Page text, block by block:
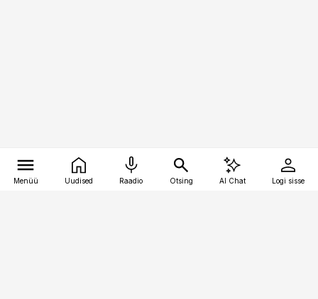
Menüü Uudised Raadio Otsing AI Chat Logi sisse